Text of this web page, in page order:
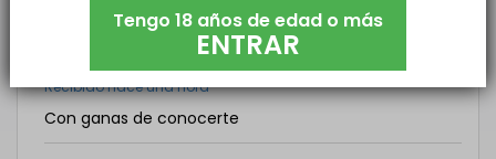
hablemos y
Recibido hace una hora
Con ganas de conocerte
Tengo 18 años de edad o más
ENTRAR